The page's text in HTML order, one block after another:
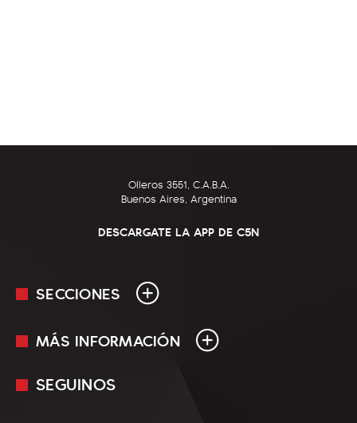
Olleros 3551, C.A.B.A.
Buenos Aires, Argentina
DESCARGATE LA APP DE C5N
SECCIONES
En Vivo
MÁS INFORMACIÓN
Mediakit
SEGUINOS